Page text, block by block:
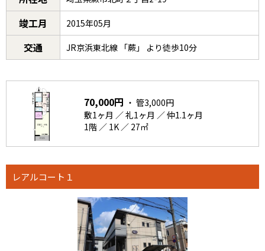
竣工月 2015年05月
交通 JR京浜東北線 「蕨」 より徒歩10分
70,000円 ・ 管3,000円
敷1ヶ月 ／ 礼1ヶ月 ／ 仲1.1ヶ月
1階 ／ 1K ／ 27㎡
レアルコート１